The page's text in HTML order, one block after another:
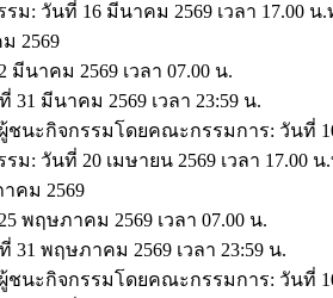
: วันที่ 16 มีนาคม 2569 เวลา 17.00 น.
2569
นาคม 2569 เวลา 07.00 น.
มีนาคม 2569 เวลา 23:59 น.
นะกิจกรรมโดยคณะกรรมการ: วันที่ 10
: วันที่ 20 เมษายน 2569 เวลา 17.00 น
คม 2569
พฤษภาคม 2569 เวลา 07.00 น.
พฤษภาคม 2569 เวลา 23:59 น.
นะกิจกรรมโดยคณะกรรมการ: วันที่ 10